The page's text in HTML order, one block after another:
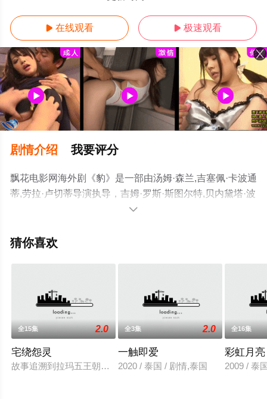
 在线观看  极速观看
剧情介绍 我要评分
飘花电影网海外剧《豹》是一部由汤姆·森兰,吉塞佩·卡波通
蒂,劳拉·卢切蒂导演执导，吉姆·罗斯·斯图尔特,贝内黛塔·波
尔卡罗利,戴娃·卡索,萨尔·南尼,保罗·卡拉布雷西,弗朗西斯
英国电视剧，大结局剧情已揭晓（1-6全集），手机免费观

猜你喜欢
全15集 2.0
宅绕怨灵
故事追溯到拉玛五王朝时期，由Preaw饰演的Peegun跟Cee饰
全3集 2.0
一触即爱
2020 / 泰国 / 剧情,泰国
全16集
彩虹月亮
2009 / 泰